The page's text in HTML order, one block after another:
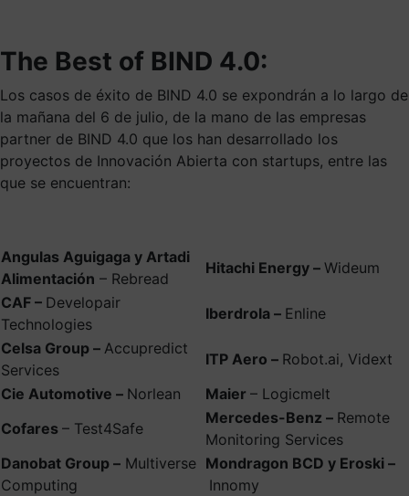
The Best of BIND 4.0:
Los casos de éxito de BIND 4.0 se expondrán a lo largo de
la mañana del 6 de julio, de la mano de las empresas
partner de BIND 4.0 que los han desarrollado los
proyectos de Innovación Abierta con startups, entre las
que se encuentran:
Angulas Aguigaga y Artadi
Alimentación – Rebread
Hitachi Energy – Wideum
CAF – Developair
Technologies
Iberdrola – Enline
Celsa Group – Accupredict
Services
ITP Aero – Robot.ai, Vidext
Cie Automotive – Norlean Maier – Logicmelt
Cofares – Test4Safe
Mercedes-Benz – Remote
Monitoring Services
Danobat Group – Multiverse
Computing
Mondragon BCD y Eroski –
Innomy